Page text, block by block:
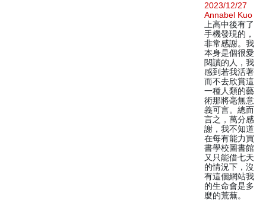
2023/12/27
Annabel Kuo
上高中後有了
手機發現的，
非常感謝。我
本身是個很愛
閱讀的人，我
感到若我活著
而不去欣賞這
一種人類的藝
術那將毫無意
義可言。總而
言之，萬分感
謝，我不知道
在每有能力買
書學校圖書館
又只能借七天
的情況下，沒
有這個網站我
的生命會是多
麼的荒蕪。